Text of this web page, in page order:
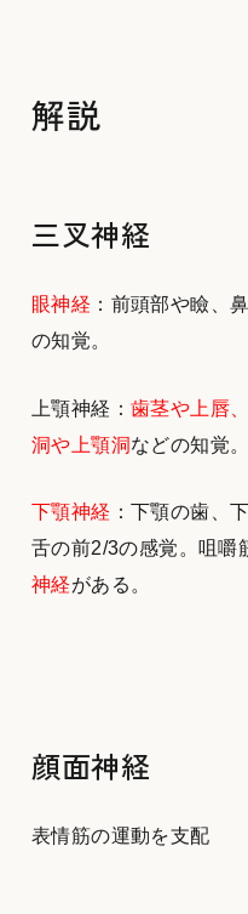
解説
三叉神経
眼神経 ：前頭部や瞼、
の知覚。
上顎神経： 歯茎や上唇
洞や上顎洞などの知覚。
下顎神経 ：下顎の歯、
舌の前2/3の感覚。咀嚼
神経がある。
顔面神経
表情筋の運動を支配